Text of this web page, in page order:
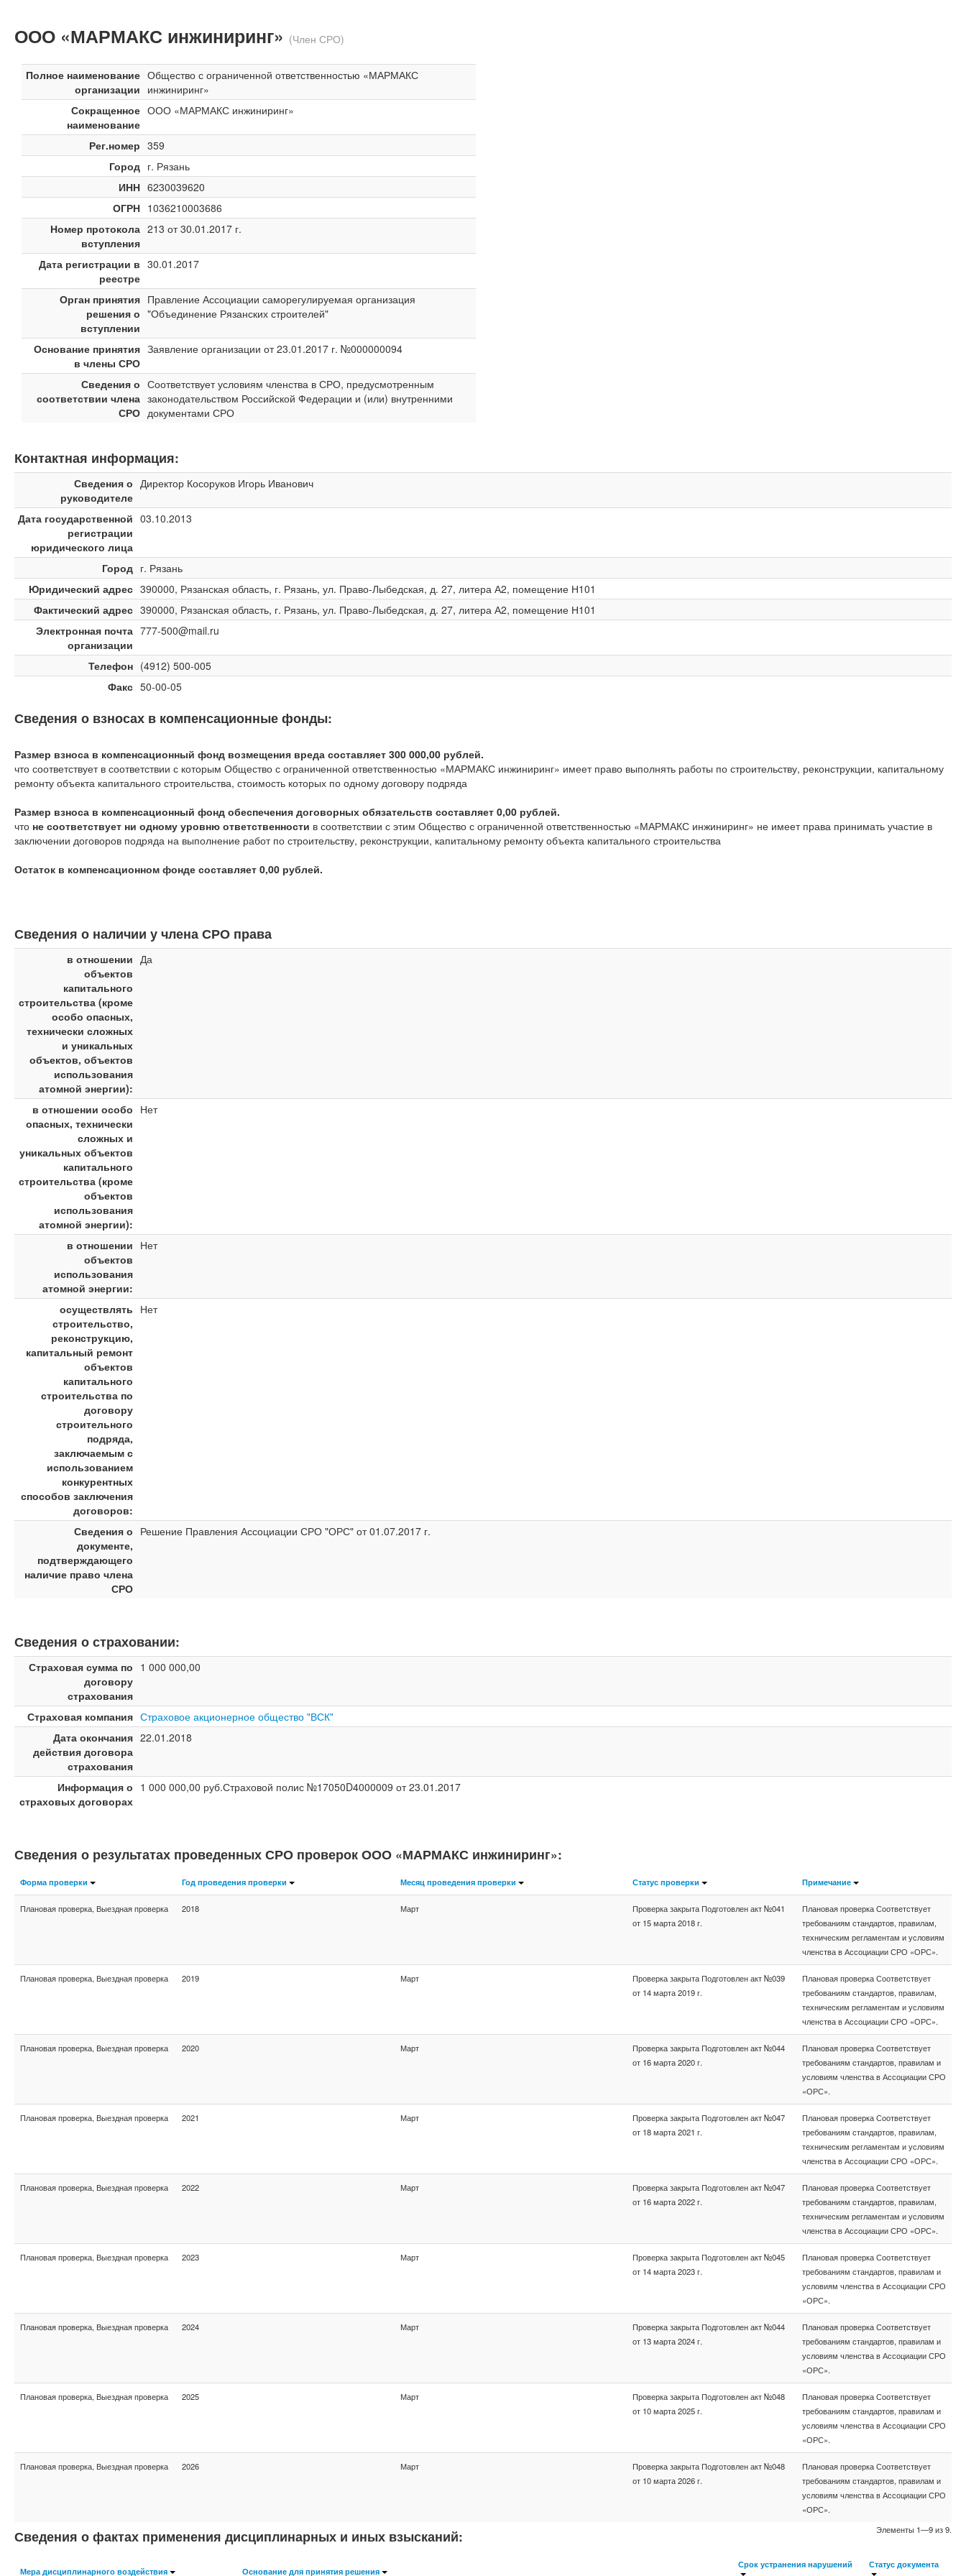
ООО «МАРМАКС инжиниринг» (Член СРО)
Полное наименование
организации
Общество с ограниченной ответственностью «МАРМАКС
инжиниринг»
Сокращенное
наименование
ООО «МАРМАКС инжиниринг»
Рег.номер 359
Город г. Рязань
ИНН 6230039620
ОГРН 1036210003686
Номер протокола
вступления
213 от 30.01.2017 г.
Дата регистрации в
реестре
30.01.2017
Орган принятия
решения о
вступлении
Правление Ассоциации саморегулируемая организация
"Объединение Рязанских строителей"
Основание принятия
в члены СРО
Заявление организации от 23.01.2017 г. №000000094
Сведения о
соответствии члена
СРО
Соответствует условиям членства в СРО, предусмотренным
законодательством Российской Федерации и (или) внутренними
документами СРО
Контактная информация:
Сведения о
руководителе
Директор Косоруков Игорь Иванович
Дата государственной
регистрации
юридического лица
03.10.2013
Город г. Рязань
Юридический адрес 390000, Рязанская область, г. Рязань, ул. Право-Лыбедская, д. 27, литера А2, помещение Н101
Фактический адрес 390000, Рязанская область, г. Рязань, ул. Право-Лыбедская, д. 27, литера А2, помещение Н101
Электронная почта
организации
777-500@mail.ru
Телефон (4912) 500-005
Факс 50-00-05
Сведения о взносах в компенсационные фонды:
Размер взноса в компенсационный фонд возмещения вреда составляет 300 000,00 рублей.
что соответствует в соответствии с которым Общество с ограниченной ответственностью «МАРМАКС инжиниринг» имеет право выполнять работы по строительству, реконструкции, капитальному
ремонту объекта капитального строительства, стоимость которых по одному договору подряда
Размер взноса в компенсационный фонд обеспечения договорных обязательств составляет 0,00 рублей.
что не соответствует ни одному уровню ответственности в соответствии с этим Общество с ограниченной ответственностью «МАРМАКС инжиниринг» не имеет права принимать участие в
заключении договоров подряда на выполнение работ по строительству, реконструкции, капитальному ремонту объекта капитального строительства
Остаток в компенсационном фонде составляет 0,00 рублей.
Сведения о наличии у члена СРО права
в отношении
объектов
капитального
строительства (кроме
особо опасных,
технически сложных
и уникальных
объектов, объектов
использования
атомной энергии):
Да
в отношении особо
опасных, технически
сложных и
уникальных объектов
капитального
строительства (кроме
объектов
использования
атомной энергии):
Нет
в отношении
объектов
использования
атомной энергии:
Нет
осуществлять
строительство,
реконструкцию,
капитальный ремонт
объектов
капитального
строительства по
договору
строительного
подряда,
заключаемым с
использованием
конкурентных
способов заключения
договоров:
Нет
Сведения о
документе,
подтверждающего
наличие право члена
СРО
Решение Правления Ассоциации СРО "ОРС" от 01.07.2017 г.
Сведения о страховании:
Страховая сумма по
договору
страхования
1 000 000,00
Страховая компания Страховое акционерное общество "ВСК"
Дата окончания
действия договора
страхования
22.01.2018
Информация о
страховых договорах
1 000 000,00 руб.Страховой полис №17050D4000009 от 23.01.2017
Сведения о результатах проведенных СРО проверок ООО «МАРМАКС инжиниринг»:
Форма проверки Год проведения проверки Месяц проведения проверки Статус проверки Примечание
Плановая проверка, Выездная проверка 2018 Март
Проверка закрыта Подготовлен акт №041
от 15 марта 2018 г.
Плановая проверка Соответствует
требованиям стандартов, правилам,
техническим регламентам и условиям
членства в Ассоциации СРО «ОРС».
Плановая проверка, Выездная проверка 2019 Март
Проверка закрыта Подготовлен акт №039
от 14 марта 2019 г.
Плановая проверка Соответствует
требованиям стандартов, правилам,
техническим регламентам и условиям
членства в Ассоциации СРО «ОРС».
Плановая проверка, Выездная проверка 2020 Март
Проверка закрыта Подготовлен акт №044
от 16 марта 2020 г.
Плановая проверка Соответствует
требованиям стандартов, правилам и
условиям членства в Ассоциации СРО
«ОРС».
Плановая проверка, Выездная проверка 2021 Март
Проверка закрыта Подготовлен акт №047
от 18 марта 2021 г.
Плановая проверка Соответствует
требованиям стандартов, правилам,
техническим регламентам и условиям
членства в Ассоциации СРО «ОРС».
Плановая проверка, Выездная проверка 2022 Март
Проверка закрыта Подготовлен акт №047
от 16 марта 2022 г.
Плановая проверка Соответствует
требованиям стандартов, правилам,
техническим регламентам и условиям
членства в Ассоциации СРО «ОРС».
Плановая проверка, Выездная проверка 2023 Март
Проверка закрыта Подготовлен акт №045
от 14 марта 2023 г.
Плановая проверка Соответствует
требованиям стандартов, правилам и
условиям членства в Ассоциации СРО
«ОРС».
Плановая проверка, Выездная проверка 2024 Март
Проверка закрыта Подготовлен акт №044
от 13 марта 2024 г.
Плановая проверка Соответствует
требованиям стандартов, правилам и
условиям членства в Ассоциации СРО
«ОРС».
Плановая проверка, Выездная проверка 2025 Март
Проверка закрыта Подготовлен акт №048
от 10 марта 2025 г.
Плановая проверка Соответствует
требованиям стандартов, правилам и
условиям членства в Ассоциации СРО
«ОРС».
Плановая проверка, Выездная проверка 2026 Март
Проверка закрыта Подготовлен акт №048
от 10 марта 2026 г.
Плановая проверка Соответствует
требованиям стандартов, правилам и
условиям членства в Ассоциации СРО
«ОРС».
Элементы 1—9 из 9.
Сведения о фактах применения дисциплинарных и иных взысканий:
Мера дисциплинарного воздействия Основание для принятия решения
Срок устранения нарушений Статус документа